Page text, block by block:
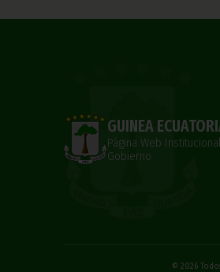
GUINEA
Página Web
Gobierno
© 2026